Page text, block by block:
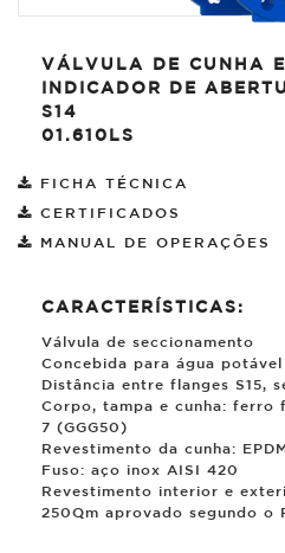
VÁLVULA DE CUNHA
INDICADOR DE
S14
01.610LS
FICHA TÉCNICA
CERTIFICADOS
MANUAL DE OPERAÇÕES
CARACTERÍSTICAS:
Válvula de seccionamento
Concebida para água
Distância entre flanges S15,
Corpo, tampa e cunha: ferro
7 (GGG50)
Revestimento da cunha:
Fuso: aço inox AISI 420
Revestimento interior e
250µm aprovado segundo o